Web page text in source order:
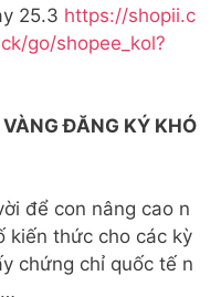
25.3 https://shopii.c
go/shopee_kol?
ĐĂNG KÝ KHÓ
để con nâng cao n
kiến thức cho các kỳ
chứng chỉ quốc tế n